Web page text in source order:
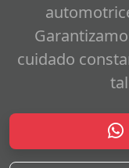
cuidado